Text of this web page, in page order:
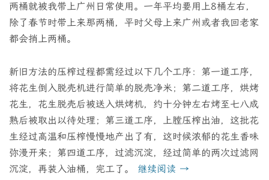
两桶就被我带上广州日常使用。一年平均要用上8桶左右，
除了春节时带上来那两桶，平时父母上来广州或者我回老家
都会捎上两桶。
新旧方法的压榨过程都需经过以下几个工序：第一道工序，
将花生倒入脱壳机进行简单的脱壳净米；第二道工序，烘烤
花生，花生脱壳后被送入烘烤机，约十分钟左右烤至七八成
熟后被取出以待处理；第三道工序，上膛压榨出油，这批花
生经过高温和压榨慢慢地产出了有，这时候浓郁的花生香味
弥漫开来；第四道工序，过滤沉淀，经过简单的两次过滤网
沉淀，再装入油桶，完工了。 继续阅读 →